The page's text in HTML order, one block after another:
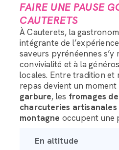
FAIRE UNE PAUSE
CAUTERETS
À Cauterets, la
intégrante de
saveurs pyrénéennes s’y
convivialité et à la
locales. Entre tradition et
repas devient un
garbure, les fromages
charcuteries artisanales
montagne occupent une
En altitude